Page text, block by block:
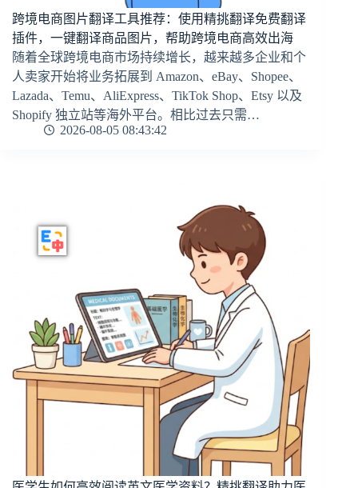
跨境电商图片翻译工具推荐：使用精挑翻译免费翻译
插件，一键翻译商品图片，帮助跨境电商高效出海
随着全球跨境电商市场持续增长，越来越多企业和个
人卖家开始将业务拓展到 Amazon、eBay、Shopee、
Lazada、Temu、AliExpress、TikTok Shop、Etsy 以及
Shopify 独立站等海外平台。相比过去只需…
2026-08-05 08:43:42